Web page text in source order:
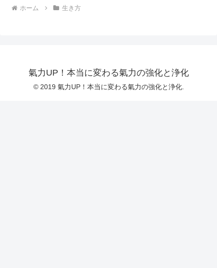
ホーム 生き方
氣力UP！本当に変わる氣力の強化と浄化
© 2019 氣力UP！本当に変わる氣力の強化と浄化.